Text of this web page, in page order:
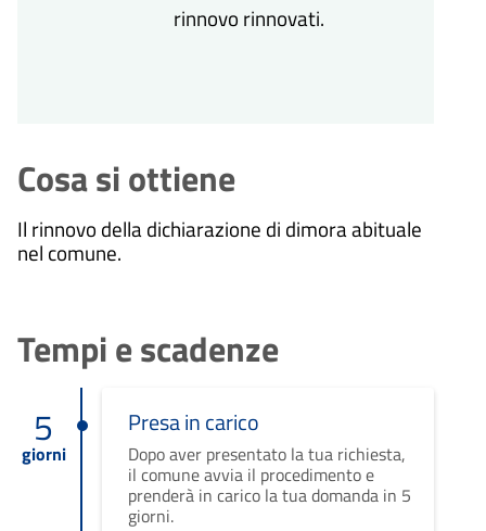
rinnovo rinnovati.
Cosa si ottiene
Il rinnovo della dichiarazione di dimora abituale
nel comune.
Tempi e scadenze
5
giorni
Presa in carico
Dopo aver presentato la tua richiesta,
il comune avvia il procedimento e
prenderà in carico la tua domanda in 5
giorni.